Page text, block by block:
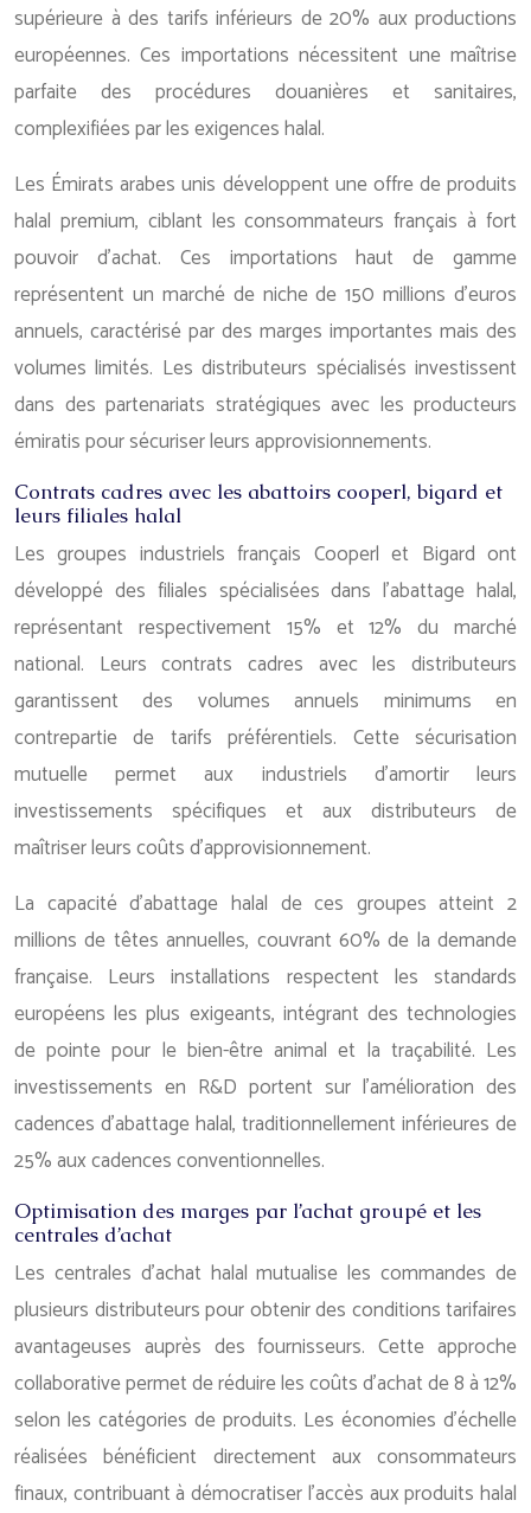
supérieure à des tarifs inférieurs de 20% aux productions
européennes. Ces importations nécessitent une maîtrise
parfaite des procédures douanières et sanitaires,
complexifiées par les exigences halal.
Les Émirats arabes unis développent une offre de produits
halal premium, ciblant les consommateurs français à fort
pouvoir d’achat. Ces importations haut de gamme
représentent un marché de niche de 150 millions d’euros
annuels, caractérisé par des marges importantes mais des
volumes limités. Les distributeurs spécialisés investissent
dans des partenariats stratégiques avec les producteurs
émiratis pour sécuriser leurs approvisionnements.
Contrats cadres avec les abattoirs cooperl, bigard et
leurs filiales halal
Les groupes industriels français Cooperl et Bigard ont
développé des filiales spécialisées dans l’abattage halal,
représentant respectivement 15% et 12% du marché
national. Leurs contrats cadres avec les distributeurs
garantissent des volumes annuels minimums en
contrepartie de tarifs préférentiels. Cette sécurisation
mutuelle permet aux industriels d’amortir leurs
investissements spécifiques et aux distributeurs de
maîtriser leurs coûts d’approvisionnement.
La capacité d’abattage halal de ces groupes atteint 2
millions de têtes annuelles, couvrant 60% de la demande
française. Leurs installations respectent les standards
européens les plus exigeants, intégrant des technologies
de pointe pour le bien-être animal et la traçabilité. Les
investissements en R&D portent sur l’amélioration des
cadences d’abattage halal, traditionnellement inférieures de
25% aux cadences conventionnelles.
Optimisation des marges par l’achat groupé et les
centrales d’achat
Les centrales d’achat halal mutualise les commandes de
plusieurs distributeurs pour obtenir des conditions tarifaires
avantageuses auprès des fournisseurs. Cette approche
collaborative permet de réduire les coûts d’achat de 8 à 12%
selon les catégories de produits. Les économies d’échelle
réalisées bénéficient directement aux consommateurs
finaux, contribuant à démocratiser l’accès aux produits halal